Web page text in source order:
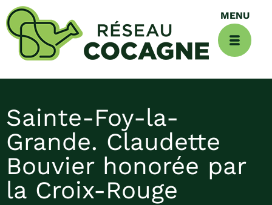
Sainte-Foy-la-
Grande. Claudette
Bouvier honorée par
la Croix-Rouge